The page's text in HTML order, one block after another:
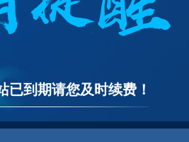
已到期请您及时续费！